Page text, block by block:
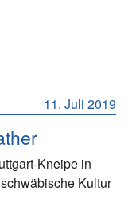
11. Juli 2019
Kneipe in
Kultur